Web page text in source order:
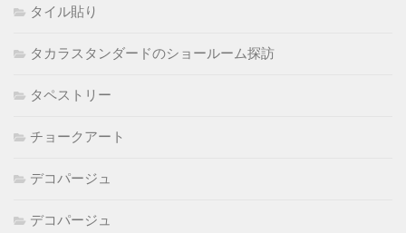
タイル貼り
タカラスタンダードのショールーム探訪
タペストリー
チョークアート
デコパージュ
デコパージュ